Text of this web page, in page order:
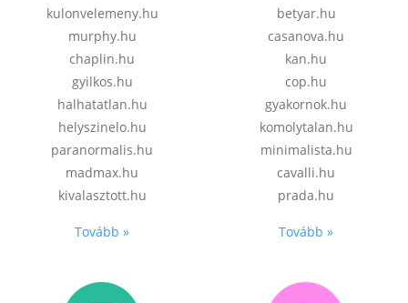
kulonvelemeny.hu
murphy.hu
chaplin.hu
gyilkos.hu
halhatatlan.hu
helyszinelo.hu
paranormalis.hu
madmax.hu
kivalasztott.hu
Tovább »
betyar.hu
casanova.hu
kan.hu
cop.hu
gyakornok.hu
komolytalan.hu
minimalista.hu
cavalli.hu
prada.hu
Tovább »